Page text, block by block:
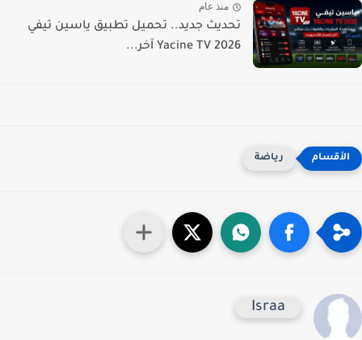
منذ عام
تحديث جديد.. تحميل تطبيق ياسين تيفي
Yacine TV 2026 آخر...
رياضة
Israa